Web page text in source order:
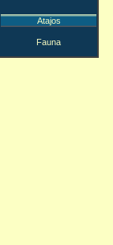
Atajos
Fauna